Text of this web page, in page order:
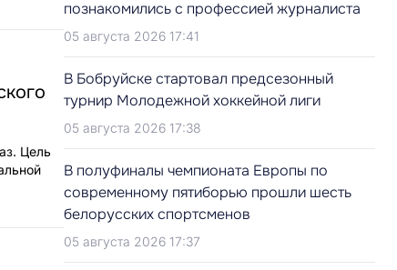
Цель
познакомились с профессией журналиста
05 августа 2026 17:41
В Бобруйске стартовал предсезонный
турнир Молодежной хоккейной лиги
05 августа 2026 17:38
В полуфиналы чемпионата Европы по
современному пятиборью прошли шесть
белорусских спортсменов
05 августа 2026 17:37